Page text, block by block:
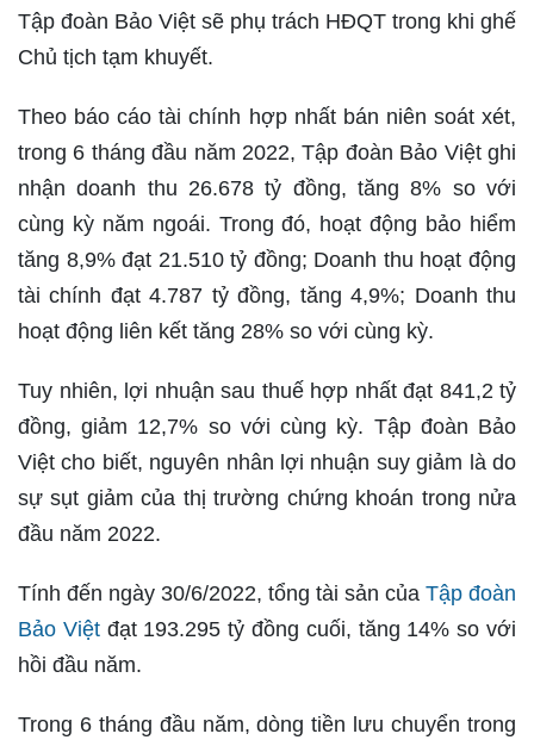
Tập đoàn Bảo Việt sẽ phụ trách HĐQT trong khi ghế
Chủ tịch tạm khuyết.
Theo báo cáo tài chính hợp nhất bán niên soát xét,
trong 6 tháng đầu năm 2022, Tập đoàn Bảo Việt ghi
nhận doanh thu 26.678 tỷ đồng, tăng 8% so với
cùng kỳ năm ngoái. Trong đó, hoạt động bảo hiểm
tăng 8,9% đạt 21.510 tỷ đồng; Doanh thu hoạt động
tài chính đạt 4.787 tỷ đồng, tăng 4,9%; Doanh thu
hoạt động liên kết tăng 28% so với cùng kỳ.
Tuy nhiên, lợi nhuận sau thuế hợp nhất đạt 841,2 tỷ
đồng, giảm 12,7% so với cùng kỳ. Tập đoàn Bảo
Việt cho biết, nguyên nhân lợi nhuận suy giảm là do
sự sụt giảm của thị trường chứng khoán trong nửa
đầu năm 2022.
Tính đến ngày 30/6/2022, tổng tài sản của Tập đoàn
Bảo Việt đạt 193.295 tỷ đồng cuối, tăng 14% so với
hồi đầu năm.
Trong 6 tháng đầu năm, dòng tiền lưu chuyển trong